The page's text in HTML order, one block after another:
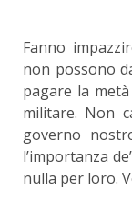
Fanno
non possono
pagare la
militare. Non
governo
l’importanza
nulla per loro.